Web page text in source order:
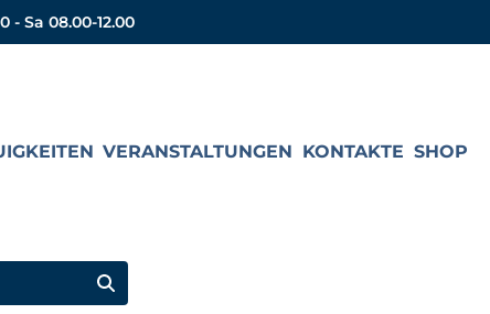
- Sa 08.00-12.00
VERANSTALTUNGEN KONTAKTE SHOP